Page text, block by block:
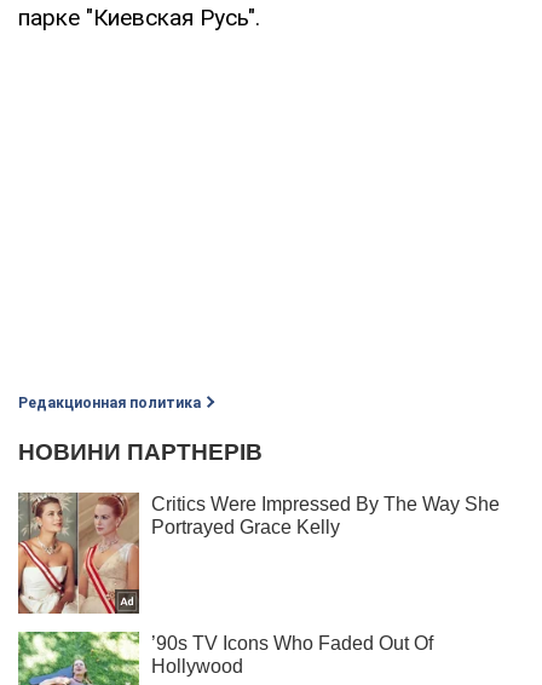
парке "Киевская Русь".
Редакционная политика